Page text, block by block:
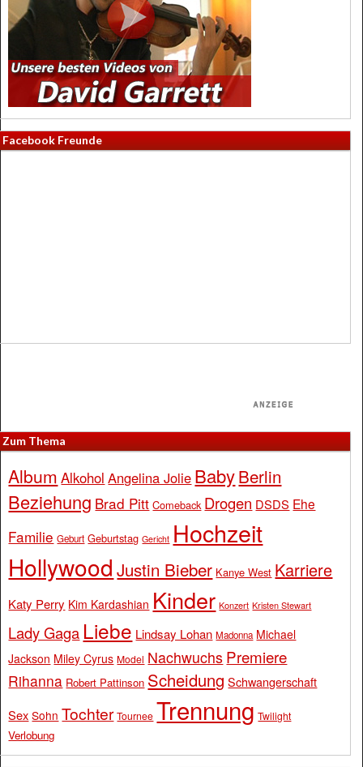
Facebook Freunde
Zum Thema
Album Alkohol Angelina Jolie BabyBerlin
Beziehung Brad Pitt Comeback Drogen DSDS Ehe
Familie Geburt Geburtstag Gericht Hochzeit
Hollywood Justin Bieber Kanye West Karriere
Katy Perry Kim Kardashian Kinder Konzert Kristen Stewart
Lady Gaga Liebe Lindsay Lohan Madonna Michael
Jackson Miley Cyrus Model Nachwuchs Premiere
Rihanna Robert Pattinson Scheidung Schwangerschaft
Sex Sohn Tochter Tournee Trennung Twilight
Verlobung